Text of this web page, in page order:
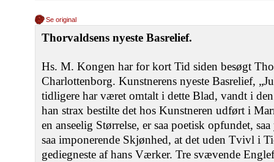
Se original
Thorvaldsens nyeste Basrelief.
Hs. M. Kongen har for kort Tid siden besøgt
Charlottenborg. Kunstnerens nyeste Basrelief,
tidligere har været omtalt i dette Blad, vandt i
han strax bestilte det hos Kunstneren udført i
en anseelig Størrelse, er saa poetisk opfundet,
saa imponerende Skjønhed, at det uden Tvivl i
gediegneste af hans Værker. Tre svævende